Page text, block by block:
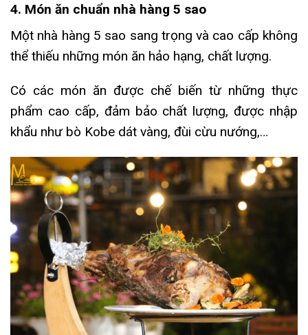
4. Món ăn chuẩn nhà hàng 5 sao
Một nhà hàng 5 sao sang trọng và cao cấp không
thể thiếu những món ăn hảo hạng, chất lượng.
Có các món ăn được chế biến từ những thực
phẩm cao cấp, đảm bảo chất lượng, được nhập
khẩu như bò Kobe dát vàng, đùi cừu nướng,…